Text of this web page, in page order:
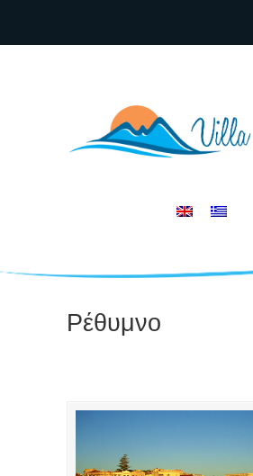
Ρέθυμνο